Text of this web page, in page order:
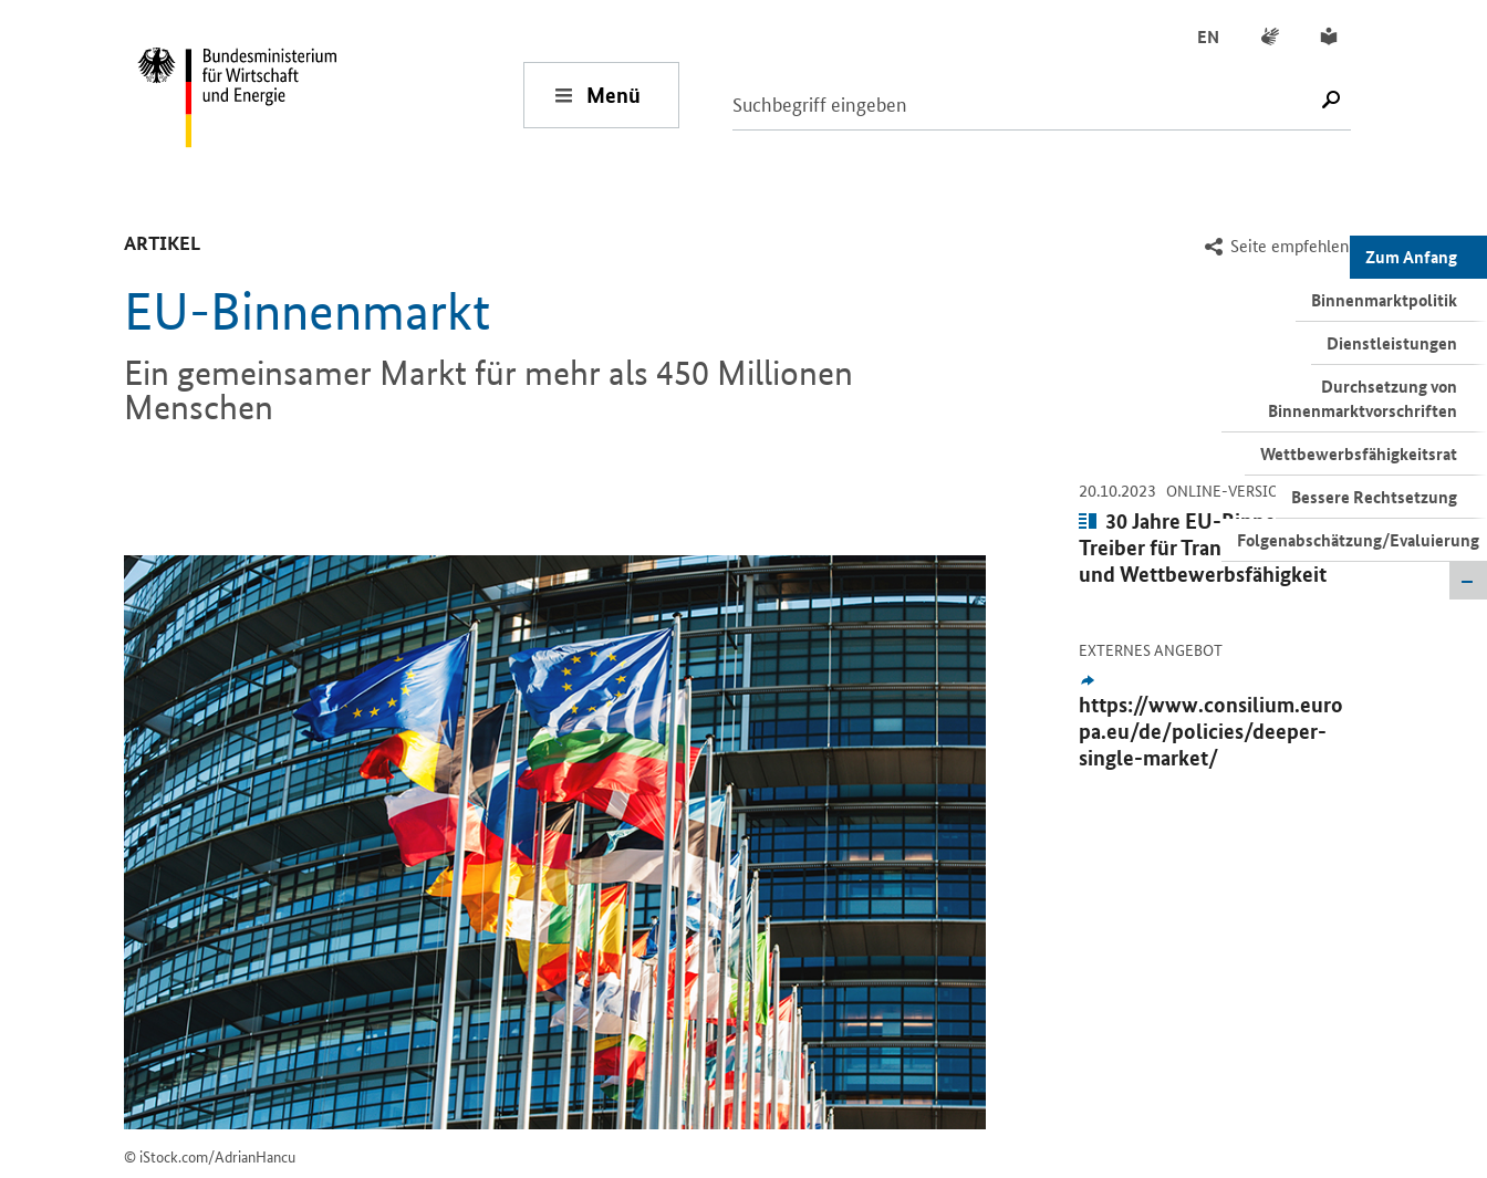
Menü SUCHE STARTEN
EN Gebärdensprache
Leichte Sprache
Zum Anfang
Binnenmarktpolitik
Dienstleistungen
Durchsetzung von
Binnenmarktvorschriften
Wettbewerbsfähigkeitsrat
Bessere Rechtsetzung
Folgenabschätzung/Evaluierung
Seite empfehlen
ARTIKEL
EU-Binnenmarkt
Ein gemeinsamer Markt für mehr als 450 Millionen
Menschen
© iStock.com/AdrianHancu
20.10.2023 -
ONLINE-VERSION -
Artikel:
30 Jahre EU-Binnenmarkt:
Treiber für Transformation
und Wettbewerbsfähigkeit
Öffnet Einzelsicht
EXTERNES ANGEBOT-
Angebot:
https://www.consilium.euro
pa.eu/de/policies/deeper-
single-market/
Öffnet Einzelsicht